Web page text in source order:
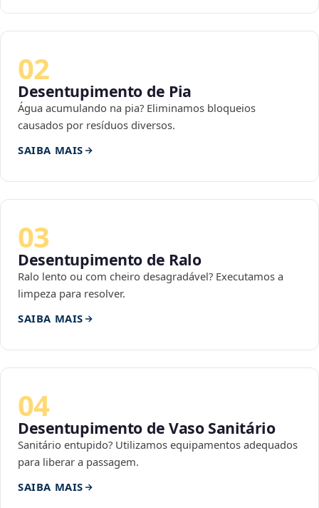
02
Desentupimento de Pia
Água acumulando na pia? Eliminamos bloqueios
causados por resíduos diversos.
SAIBA MAIS
03
Desentupimento de Ralo
Ralo lento ou com cheiro desagradável? Executamos a
limpeza para resolver.
SAIBA MAIS
04
Desentupimento de Vaso Sanitário
Sanitário entupido? Utilizamos equipamentos adequados
para liberar a passagem.
SAIBA MAIS